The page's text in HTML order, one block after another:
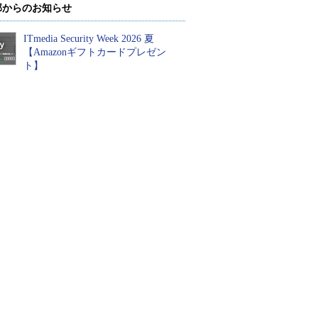
らのお知らせ
ITmedia Security Week 2026 夏
【Amazonギフトカードプレゼン
ト】